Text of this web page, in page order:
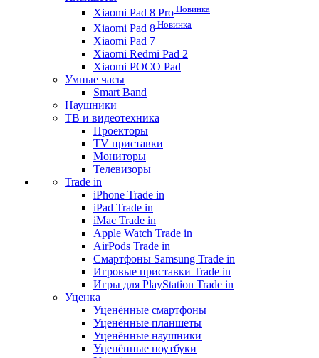
Xiaomi Pad 8 Pro Новинка
Xiaomi Pad 8 Новинка
Xiaomi Pad 7
Xiaomi Redmi Pad 2
Xiaomi POCO Pad
Умные часы
Smart Band
Наушники
ТВ и видеотехника
Проекторы
TV приставки
Мониторы
Телевизоры
Trade in
iPhone Trade in
iPad Trade in
iMac Trade in
Apple Watch Trade in
AirPods Trade in
Смартфоны Samsung Trade in
Игровые приставки Trade in
Игры для PlayStation Trade in
Уценка
Уценённые смартфоны
Уценённые планшеты
Уценённые наушники
Уценённые ноутбуки